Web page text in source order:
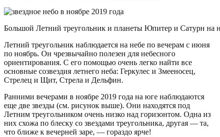
Большой Летний треугольник и планеты Юпитер и Сатурн на
Летний треугольник наблюдается на небе по вечерам с июня
по ноябрь. Он чрезвычайно полезен для небесного
ориентирования. С его помощью очень легко найти все
основные созвездия летнего неба: Геркулес и Змееносец,
Стрелец и Щит, Стрела и Дельфин.
Ранними вечерами в ноябре 2019 года на юге наблюдаются
еще две звезды (см. рисунок выше). Они находятся под
Летним треугольником очень низко над горизонтом. Одна из
них схожа по блеску со звездами треугольника, другая — та,
что ближе к вечерней заре, — гораздо ярче!